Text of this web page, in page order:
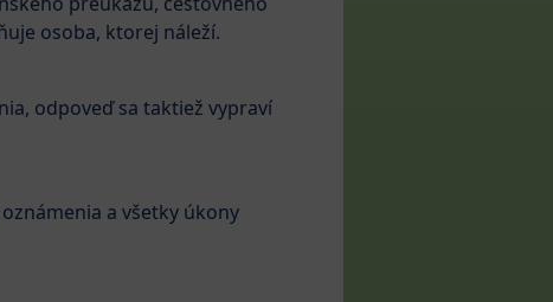
osoba, ktorej náleží.
odpoveď sa taktiež vypraví
a všetky úkony